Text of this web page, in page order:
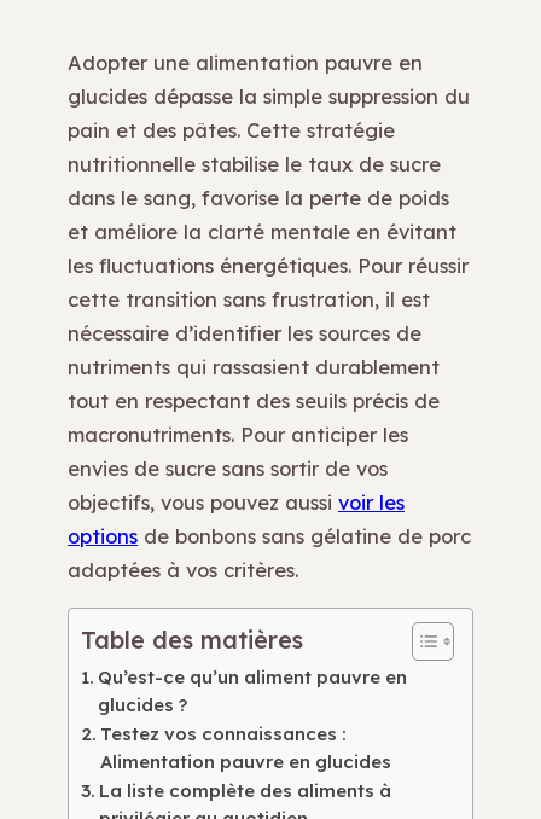
Adopter une alimentation pauvre en
glucides dépasse la simple suppression du
pain et des pâtes. Cette stratégie
nutritionnelle stabilise le taux de sucre
dans le sang, favorise la perte de poids
et améliore la clarté mentale en évitant
les fluctuations énergétiques. Pour réussir
cette transition sans frustration, il est
nécessaire d’identifier les sources de
nutriments qui rassasient durablement
tout en respectant des seuils précis de
macronutriments. Pour anticiper les
envies de sucre sans sortir de vos
objectifs, vous pouvez aussi voir les
options de bonbons sans gélatine de porc
adaptées à vos critères.
Table des matières
Qu’est-ce qu’un aliment pauvre en
glucides ?
Testez vos connaissances :
Alimentation pauvre en glucides
La liste complète des aliments à